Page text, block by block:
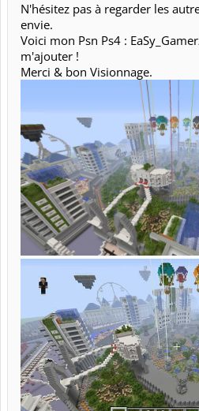
N'hésitez pas à regarder les
envie.
Voici mon Psn Ps4 :
m'ajouter !
Merci & bon Visionnage.